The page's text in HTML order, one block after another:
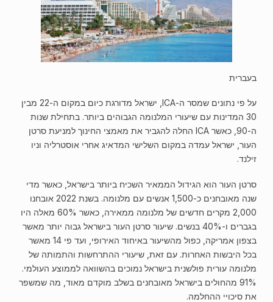
בעברית
על פי נתונים שמסר ה-ICA, ישראל מדורגת כיום במקום ה-22 מבין
30 המדינות עם שיעורי המלנומה הגבוהים ביותר. בתחילת שנות
ה-90, כאשר ICA החלה להגביר את מאמצי החינוך למניעת סרטן
העור, ישראל עמדה במקום השלישי המדאיג אחרי אוסטרליה וניו
זילנד.
סרטן העור הוא הגידול הממאיר השכיח ביותר בישראל, כאשר מדי
שנה מאובחנים כ-1,500 אנשים עם מלנומה. בשנת 2022 אובחנו
2,000 מקרים חדשים של מלנומה ממאירה, כאשר 60% מאלה היו
בגברים ו-40% בנשים. שיעור סרטן העור בישראל גבוה יותר מאשר
בצפון אמריקה, כפול מהשיעור באיחוד האירופי, ועד פי 14 מאשר
בכל היבשות האחרות. עם זאת, שיעורי ההתרחשות והתמותה של
מלנומה עורית פולשנית בישראל נמוכים בהשוואה לממוצע העולמי.
91% מהחולים בישראל מאובחנים בשלב מוקדם מאוד, מה שמשפר
את סיכויי ההחלמה.